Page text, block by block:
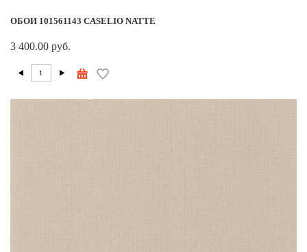
ОБОИ 101561143 CASELIO NATTE
3 400.00 руб.